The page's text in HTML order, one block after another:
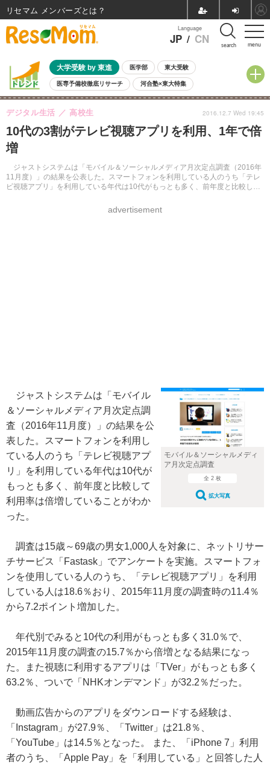
menu
Language
JP / CN search
大学受験 by 東進 医学部 東大受験
医専予備校徹底リサーチ 河合塾×東大特集
親子で考える大学選び 高校受験 中学受験 小学校受験
共通テスト 夏休み
8月開催イベント・WS 全国公立高校 過去問 人気記事
自由研究教材（小学生向け）
10代の3割がテレビ視聴アプリを利用、1年で倍
増
ジャストシステムは「モバイル＆ソーシャルメディア月次定点調査（2016年
11月度）」の結果を公表した。スマートフォンを利用している人のうち「テレ
ビ視聴アプリ」を利用している年代は10代がもっとも多く、前年度と比較して
デジタル生活 高校生
advertisement
2016.12.7 Wed 19:45
モバイル＆ソーシャルメディ
ア月次定点調査
全 2 枚
拡大写真
ジャストシステムは「モバイル
＆ソーシャルメディア月次定点調
査（2016年11月度）」の結果を公
表した。スマートフォンを利用し
ている人のうち「テレビ視聴アプ
リ」を利用している年代は10代が
もっとも多く、前年度と比較して
利用率は倍増していることがわか
った。
調査は15歳～69歳の男女1,000人を対象に、ネットリサー
チサービス「Fastask」でアンケートを実施。スマートフォ
ンを使用している人のうち、「テレビ視聴アプリ」を利用
している人は18.6％おり、2015年11月度の調査時の11.4％
から7.2ポイント増加した。
年代別でみると10代の利用がもっとも多く31.0％で、
2015年11月度の調査の15.7％から倍増となる結果になっ
た。また視聴に利用するアプリは「TVer」がもっとも多く
63.2％、ついで「NHKオンデマンド」が32.2％だった。
動画広告からのアプリをダウンロードする経験は、
「Instagram」が27.9％、「Twitter」は21.8％、
「YouTube」は14.5％となった。 また、「iPhone 7」利用
者のうち、「Apple Pay」を「利用している」と回答した人
リセマム メンバーズ